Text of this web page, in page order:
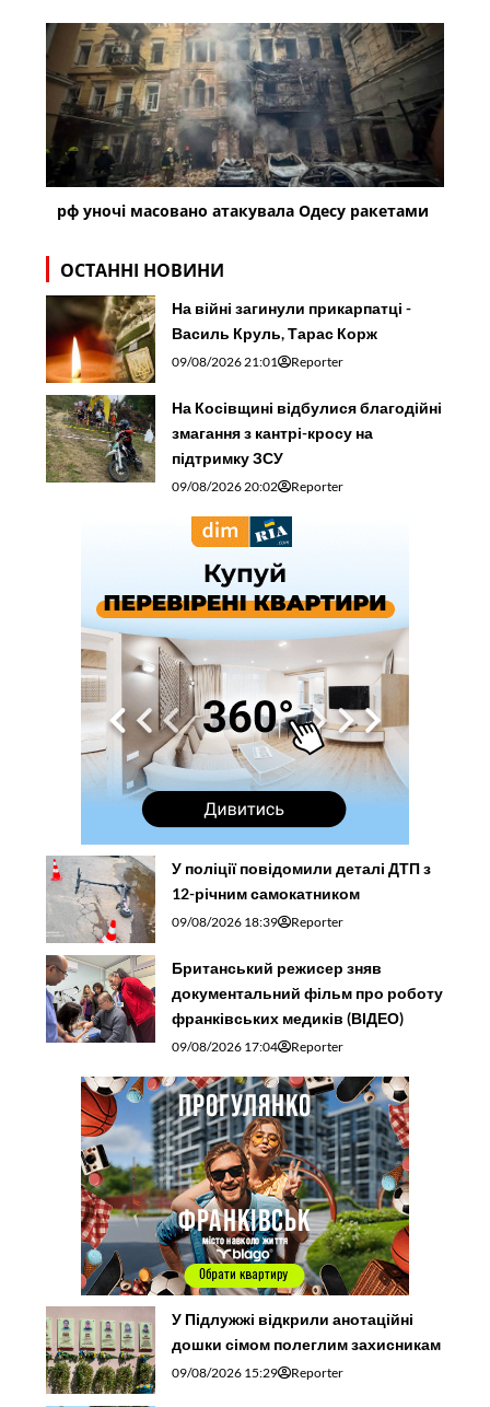
рф уночі масовано атакувала Одесу ракетами
ОСТАННІ НОВИНИ
На війні загинули прикарпатці -
Василь Круль, Тарас Корж
09/08/2026 21:01 Reporter
На Косівщині відбулися благодійні
змагання з кантрі-кросу на
підтримку ЗСУ
09/08/2026 20:02 Reporter
У поліції повідомили деталі ДТП з
12-річним самокатником
09/08/2026 18:39 Reporter
Британський режисер зняв
документальний фільм про роботу
франківських медиків (ВІДЕО)
09/08/2026 17:04 Reporter
У Підлужжі відкрили анотаційні
дошки сімом полеглим захисникам
09/08/2026 15:29 Reporter